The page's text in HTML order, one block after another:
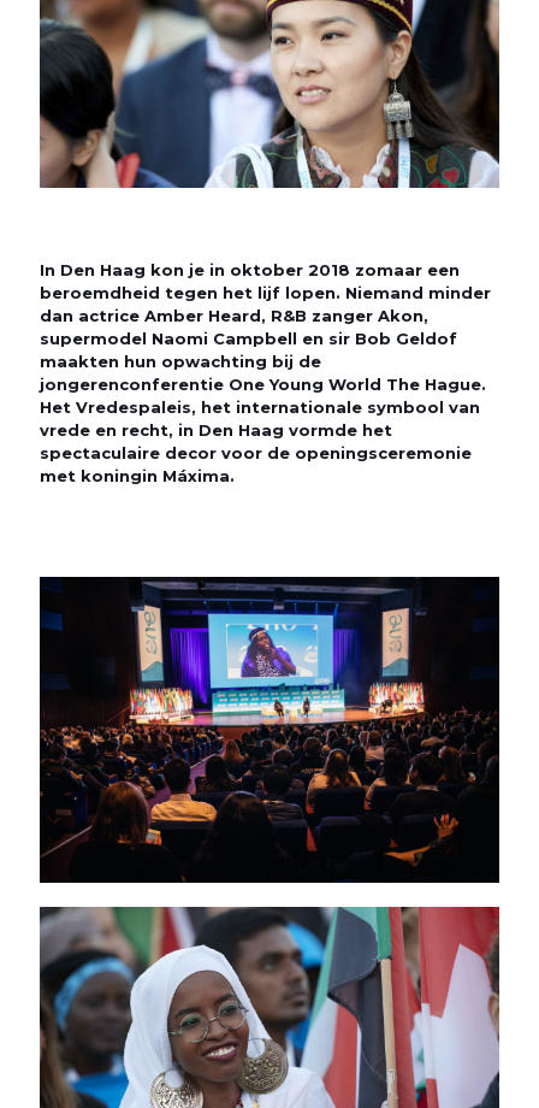
In Den Haag kon je in oktober 2018 zomaar een
beroemdheid tegen het lijf lopen. Niemand minder
dan actrice Amber Heard, R&B zanger Akon,
supermodel Naomi Campbell en sir Bob Geldof
maakten hun opwachting bij de
jongerenconferentie One Young World The Hague.
Het Vredespaleis, het internationale symbool van
vrede en recht, in Den Haag vormde het
spectaculaire decor voor de openingsceremonie
met koningin Máxima.